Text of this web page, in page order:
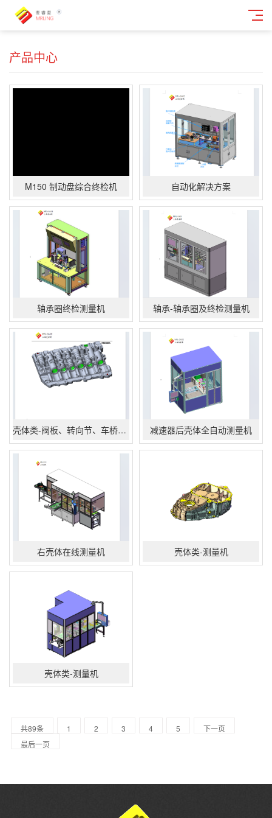
产品中心
M150 制动盘综合终检机 自动化解决方案
轴承圈终检测量机 轴承-轴承圈及终检测量机
壳体类-阀板、转向节、车桥测量机 减速器后壳体全自动测量机
右壳体在线测量机 壳体类-测量机
壳体类-测量机
共89条 1 2 3 4 5
下一页
最后一页